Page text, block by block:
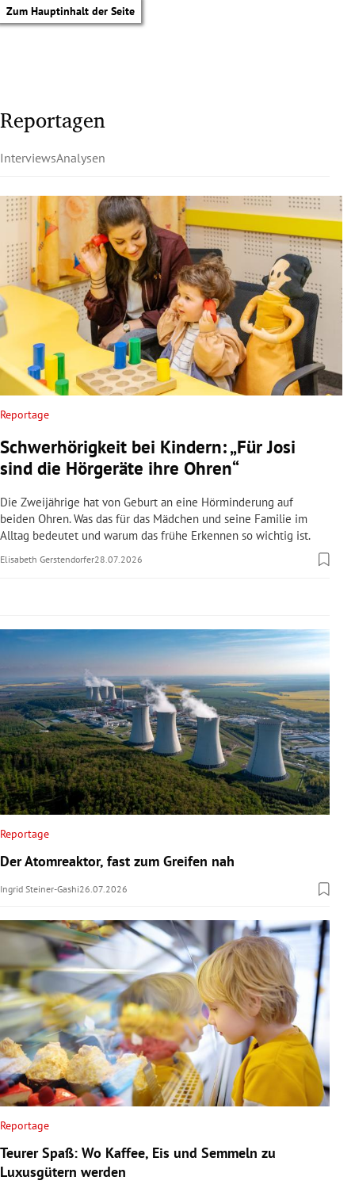
Zum Hauptinhalt der Seite
Untermenü
Untermenü
Untermenü
Untermenü
Untermenü
Untermenü
Untermenü
Untermenü
Reportagen
InterviewsAnalysen
Reportage
Schwerhörigkeit bei Kindern: „Für Josi
sind die Hörgeräte ihre Ohren“
Die Zweijährige hat von Geburt an eine Hörminderung auf
beiden Ohren. Was das für das Mädchen und seine Familie im
Alltag bedeutet und warum das frühe Erkennen so wichtig ist.
Elisabeth Gerstendorfer28.07.2026
Reportage
Der Atomreaktor, fast zum Greifen nah
Ingrid Steiner-Gashi26.07.2026
Reportage
Teurer Spaß: Wo Kaffee, Eis und Semmeln zu
Luxusgütern werden